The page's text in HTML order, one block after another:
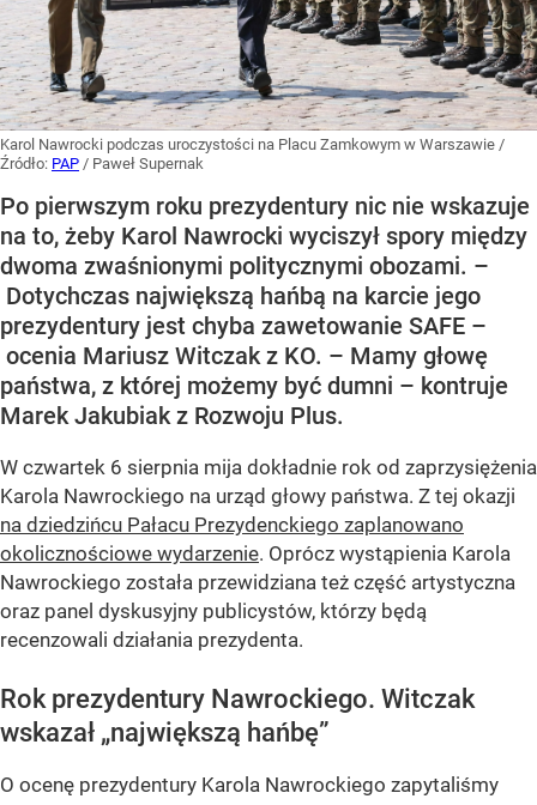
Karol Nawrocki podczas uroczystości na Placu Zamkowym w Warszawie /
Źródło: PAP / Paweł Supernak
Po pierwszym roku prezydentury nic nie wskazuje
na to, żeby Karol Nawrocki wyciszył spory między
dwoma zwaśnionymi politycznymi obozami. –
Dotychczas największą hańbą na karcie jego
prezydentury jest chyba zawetowanie SAFE –
ocenia Mariusz Witczak z KO. – Mamy głowę
państwa, z której możemy być dumni – kontruje
Marek Jakubiak z Rozwoju Plus.
W czwartek 6 sierpnia mija dokładnie rok od zaprzysiężenia
Karola Nawrockiego na urząd głowy państwa. Z tej okazji
na dziedzińcu Pałacu Prezydenckiego zaplanowano
okolicznościowe wydarzenie. Oprócz wystąpienia Karola
Nawrockiego została przewidziana też część artystyczna
oraz panel dyskusyjny publicystów, którzy będą
recenzowali działania prezydenta.
Rok prezydentury Nawrockiego. Witczak
wskazał „największą hańbę”
O ocenę prezydentury Karola Nawrockiego zapytaliśmy